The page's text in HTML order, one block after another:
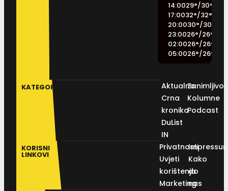
14:0029°/30°
17:0032°/32°
20:0030°/30
23:0026°/26°
02:0026°/26°
05:0026°/26°
KATEGORIJE
Aktualno
Crna
kronika
DuList
IN
Kolumne
Podcast
KORISNI
LINKOVI
Privatnosti
Uvjeti
korištenja
Marketing
Kako
do
nas